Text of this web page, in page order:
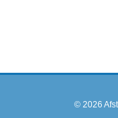
© 2026